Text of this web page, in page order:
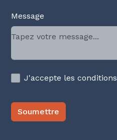
Message
J'accepte les conditions